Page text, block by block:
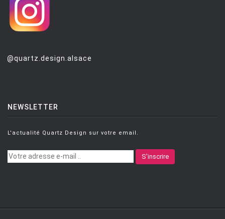
@quartz.design.alsace
NEWSLETTER
L'actualité Quartz Design sur votre email.
S'inscrire